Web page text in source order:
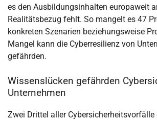
es den Ausbildungsinhalten europaweit
Realitätsbezug fehlt. So mangelt es 47
konkreten Szenarien beziehungsweise
Mangel kann die Cyberresilienz von
gefährden.
Wissenslücken gefährden
Unternehmen
Zwei Drittel aller